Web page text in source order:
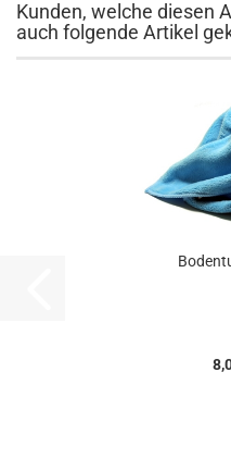
Kunden, welche diesen
auch folgende Artikel